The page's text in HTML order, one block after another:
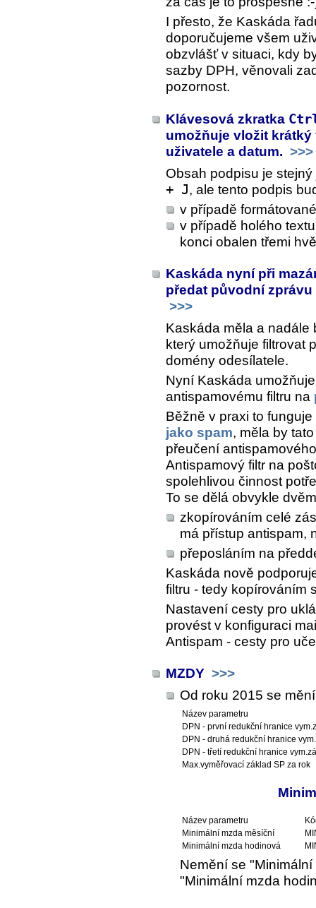
I přesto, že Kaskáda
doporučujeme všem
obzvlášť v situaci, kdy
sazby DPH, věnovali
pozornost.
Klávesová zkratka
umožňuje vložit
uživatele a datum. >>>
Obsah podpisu je
+ J, ale tento podpis
v případě
v případě holého
konci obalen třemi
Kaskáda nyní při
předat původní
>>>
Kaskáda měla a
který umožňuje filtrovat
domény odesílatele.
Nyní Kaskáda
antispamovému filtru na
Běžně v praxi to
jako spam, měla by
přeučení
Antispamový filtr na
spolehlivou činnost
To se dělá obvykle
zkopírováním celé
má přístup antispam,
přeposláním na
Kaskáda nově
filtru - tedy kopírováním
Nastavení cesty pro
provést v konfiguraci
Antispam - cesty pro
MZDY >>>
Od roku 2015 se
Název parametru
DPN - první redukční hranice
DPN - druhá redukční hranice
DPN - třetí redukční hranice
Max.vyměřovací základ SP za rok
Název parametru
Minimální mzda měsíční
Minimální mzda hodinová
Nemění se
"Minimální mzda